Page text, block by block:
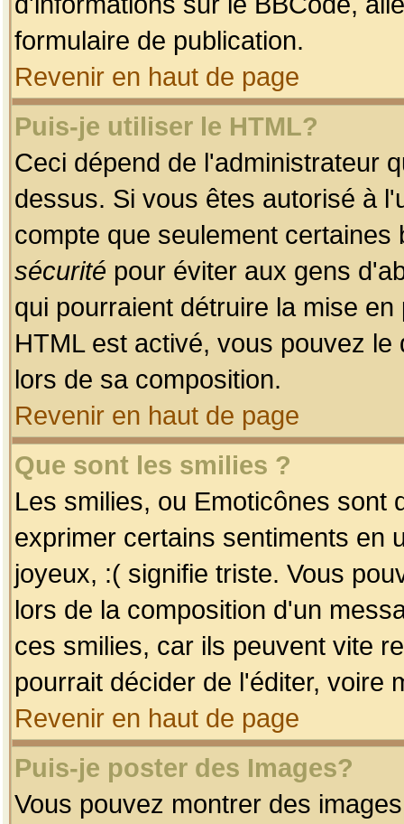
formulaire de publication.
Revenir en haut de page
Puis-je utiliser le HTML?
Ceci dépend de l'administrateur
dessus. Si vous êtes autorisé à
compte que seulement
sécurité pour éviter aux gens
qui pourraient détruire la mise
HTML est activé, vous pouvez
lors de sa composition.
Revenir en haut de page
Que sont les smilies ?
Les smilies, ou Emoticônes sont
exprimer certains sentiments en
joyeux, :( signifie triste. Vous
lors de la composition d'un
ces smilies, car ils peuvent vite
pourrait décider de l'éditer, voire
Revenir en haut de page
Puis-je poster des Images?
Vous pouvez montrer des